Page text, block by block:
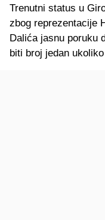
Trenutni status u
zbog reprezentacije
Dalića jasnu poruku
biti broj jedan